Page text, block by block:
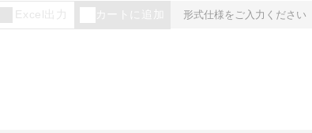
Excel出力 カートに追加
記
説明
本サービスは、当社制御機器事業取扱商品の当社在庫
くものです。